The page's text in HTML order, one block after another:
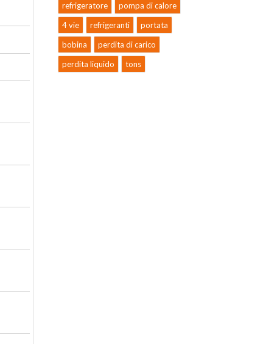
refrigeratore
pompa di calore
4 vie
refrigeranti
portata
bobina
perdita di carico
perdita liquido
tons